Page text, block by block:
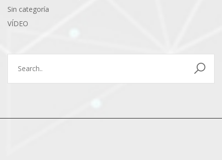
Sin categoría
VÍDEO